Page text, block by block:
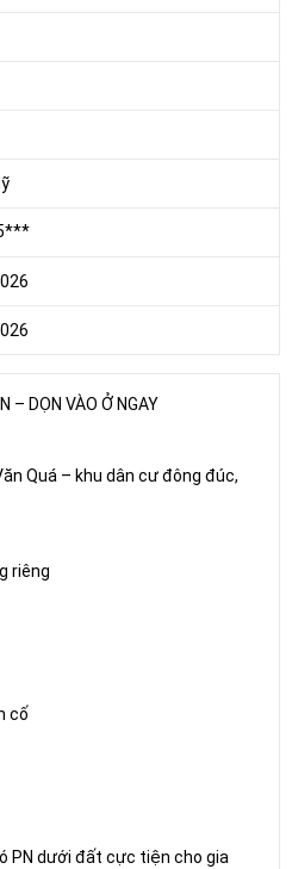
– DỌN VÀO Ở NGAY
Quá – khu dân cư đông đúc,
riêng
cố
PN dưới đất cực tiện cho gia